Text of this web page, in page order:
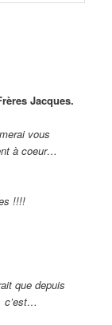
Jacques.
vous
à coeur…
!!!!
que depuis
c’est…